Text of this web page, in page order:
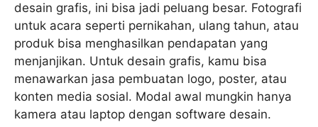
desain grafis, ini bisa jadi peluang besar. Fotografi
untuk acara seperti pernikahan, ulang tahun, atau
produk bisa menghasilkan pendapatan yang
menjanjikan. Untuk desain grafis, kamu bisa
menawarkan jasa pembuatan logo, poster, atau
konten media sosial. Modal awal mungkin hanya
kamera atau laptop dengan software desain.